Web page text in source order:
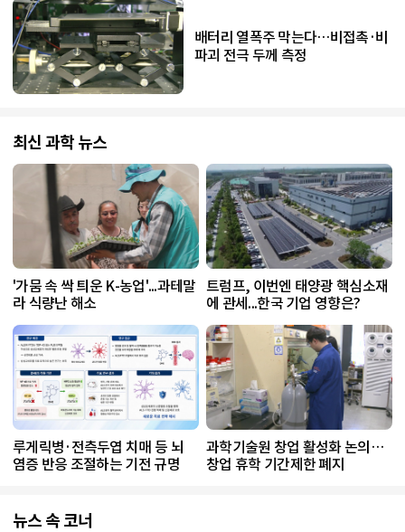
배터리 열폭주 막는다…비접촉·비
파괴 전극 두께 측정
최신 과학 뉴스
'가뭄 속 싹 틔운 K-농업'...과테말
라 식량난 해소
트럼프, 이번엔 태양광 핵심소재
에 관세...한국 기업 영향은?
루게릭병·전측두엽 치매 등 뇌
염증 반응 조절하는 기전 규명
과학기술원 창업 활성화 논의…
창업 휴학 기간제한 폐지
뉴스 속 코너